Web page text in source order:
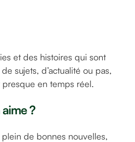
et des histoires qui sont
sujets, d’actualité ou pas,
en temps réel.
?
de bonnes nouvelles,